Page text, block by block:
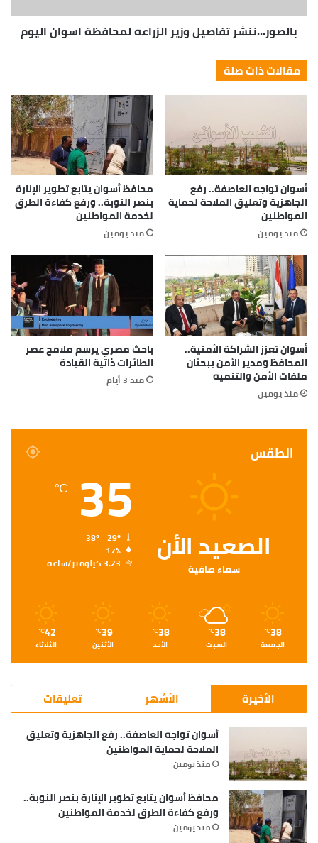
بالصور...ننشر تفاصيل وزير الزراعه لمحافظة اسوان اليوم
مقالات ذات صلة
أسوان تواجه العاصفة.. رفع
الجاهزية وتعليق الملاحة لحماية
المواطنين
منذ يومين
محافظ أسوان يتابع تطوير الإنارة
بنصر النوبة.. ورفع كفاءة الطرق
لخدمة المواطنين
منذ يومين
أسوان تعزز الشراكة الأمنية..
المحافظ ومدير الأمن يبحثان
ملفات الأمن والتنميه
منذ يومين
باحث مصري يرسم ملامح عصر
الطائرات ذاتية القيادة
منذ 3 أيام
الطقس
الصعيد الأن
سماء صافية
35
℃
17%
3.23 كيلومتر/ساعة
38
℃
الجمعة
38
℃
السبت
38
℃
الأحد
39
℃
الأثنين
42
℃
الثلاثاء
الأخيرة الأشهر تعليقات
أسوان تواجه العاصفة.. رفع الجاهزية وتعليق
الملاحة لحماية المواطنين
منذ يومين
محافظ أسوان يتابع تطوير الإنارة بنصر النوبة..
ورفع كفاءة الطرق لخدمة المواطنين
منذ يومين